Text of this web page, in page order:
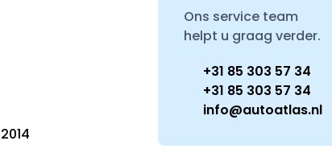
Ons service team
helpt u graag verder.
+31 85 303 57 34
+31 85 303 57 34
info@autoatlas.nl
2014